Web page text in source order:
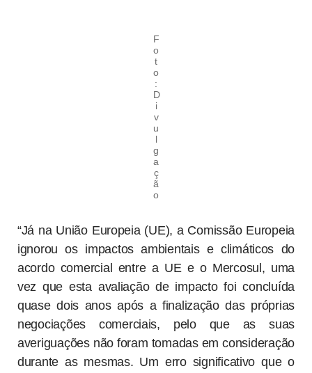
F
o
t
o
:
D
i
v
u
l
g
a
ç
ã
o
“Já na União Europeia (UE), a Comissão Europeia
ignorou os impactos ambientais e climáticos do
acordo comercial entre a UE e o Mercosul, uma
vez que esta avaliação de impacto foi concluída
quase dois anos após a finalização das próprias
negociações comerciais, pelo que as suas
averiguações não foram tomadas em consideração
durante as mesmas. Um erro significativo que o